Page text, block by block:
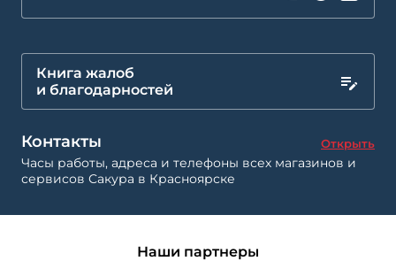
Книга жалоб
и благодарностей
Контакты Открыть
Часы работы, адреса и телефоны всех магазинов и
сервисов Сакура в Красноярске
Наши партнеры